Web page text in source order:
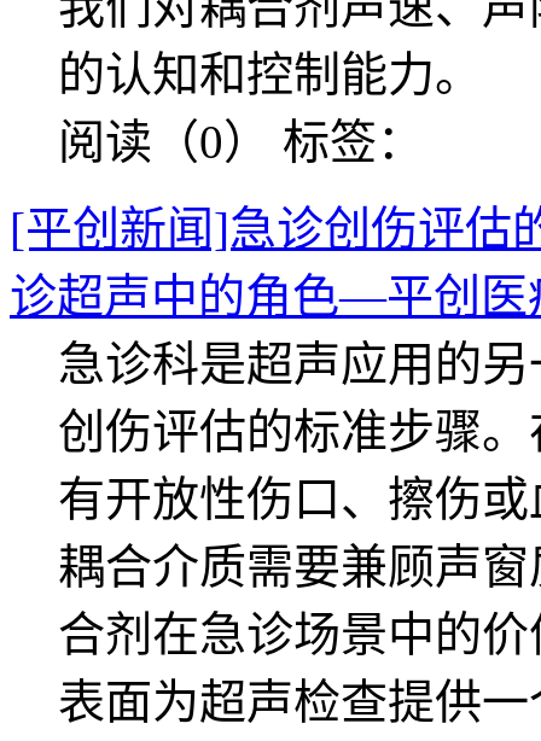
的认知和控制能力。
阅读（0） 标签：
[平创新闻]急诊创伤评
诊超声中的角色—平创医
急诊科是超声应用的
创伤评估的标准步骤
有开放性伤口、擦伤
耦合介质需要兼顾声
合剂在急诊场景中的
表面为超声检查提供